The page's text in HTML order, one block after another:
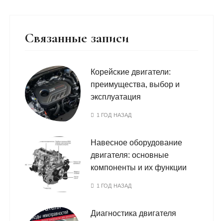
Связанные записи
Корейские двигатели:
преимущества, выбор и
эксплуатация
1 ГОД НАЗАД
Навесное оборудование
двигателя: основные
компоненты и их функции
1 ГОД НАЗАД
Диагностика двигателя